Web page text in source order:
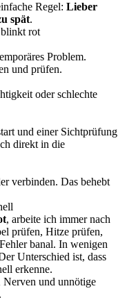
Regel: Lieber
spät.
rot
Problem.
und prüfen.
oder schlechte
und einer Sichtprüfung
direkt in die
verbinden. Das behebt
, arbeite ich immer nach
prüfen, Hitze prüfen,
banal. In wenigen
Unterschied ist, dass
erkenne.
Nerven und unnötige